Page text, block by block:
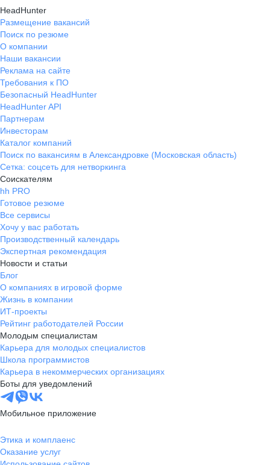
HeadHunter
Размещение вакансий
Поиск по резюме
О компании
Наши вакансии
Реклама на сайте
Требования к ПО
Безопасный HeadHunter
HeadHunter API
Партнерам
Инвесторам
Каталог компаний
Поиск по вакансиям в Александровке (Московская область)
Сетка: соцсеть для нетворкинга
Соискателям
hh PRO
Готовое резюме
Все сервисы
Хочу у вас работать
Производственный календарь
Экспертная рекомендация
Новости и статьи
Блог
О компаниях в игровой форме
Жизнь в компании
ИТ-проекты
Рейтинг работодателей России
Молодым специалистам
Карьера для молодых специалистов
Школа программистов
Карьера в некоммерческих организациях
Боты для уведомлений
Мобильное приложение
Этика и комплаенс
Оказание услуг